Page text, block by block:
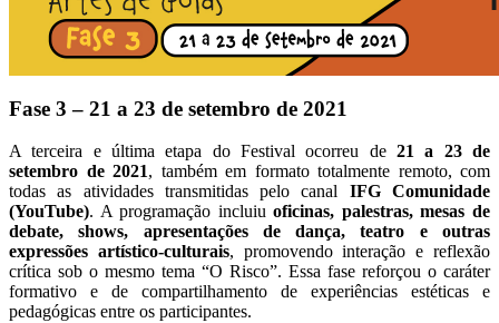
Fase 3 – 21 a 23 de setembro de 2021
A terceira e última etapa do Festival ocorreu de 21 a 23 de
setembro de 2021, também em formato totalmente remoto, com
todas as atividades transmitidas pelo canal IFG Comunidade
(YouTube). A programação incluiuoficinas, palestras, mesas de
debate, shows, apresentações de dança, teatro e outras
expressões artístico-culturais, promovendo interação e reflexão
crítica sob o mesmo tema “O Risco”. Essa fase reforçou o caráter
formativo e de compartilhamento de experiências estéticas e
pedagógicas entre os participantes.